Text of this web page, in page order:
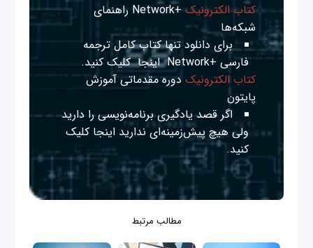
کتاب الکترونیک
+Network راهنمای
شبکه‌ها
برای دانلود تنها کتاب کامل ترجمه
فارسی +Network
اینجا کلیک کنید.
کتاب الکترونیک دوره مقدماتی آموزش
پایتون
اگر قصد یادگیری برنامه‌نویسی را دارید
ولی هیچ پیش‌زمینه‌ای نداریداینجا کلیک
کنید.
مطالب مرتبط